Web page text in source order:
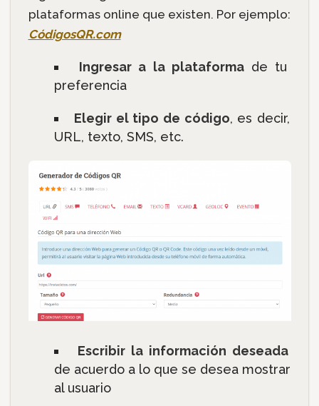
plataformas online que existen. Por ejemplo:
CódigosQR.com
Ingresar a la plataformade tu
preferencia
Elegir el tipo de código, es decir,
URL, texto, SMS, etc.
Escribir la información deseada
de acuerdo a lo que se desea mostrar
al usuario